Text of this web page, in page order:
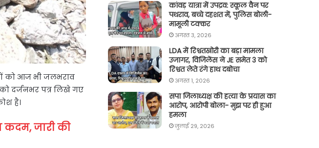
को आज भी जलभराव
दर्जनभर पत्र लिखे गए
है।
कदम, जारी की
कांवड़ यात्रा में उपद्रव: स्कूल वैन पर
पथराव, बच्चे दहशत में, पुलिस बोली-
मामूली टक्कर
अगस्त 3, 2026
LDA में रिश्वतखोरी का बड़ा मामला
उजागर, विजिलेंस ने JE समेत 3 को
रिश्वत लेते रंगे हाथ दबोचा
अगस्त 1, 2026
सपा जिलाध्यक्ष की हत्या के प्रयास का
आरोप, आरोपी बोला- मुझ पर ही हुआ
हमला
जुलाई 29, 2026